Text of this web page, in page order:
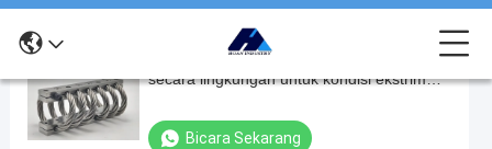
Pengisolasi
getaran
tali
Pengisolasi getaran tali kawat yang stabil
secara lingkungan untuk kondisi ekstrim
Bicara Sekarang